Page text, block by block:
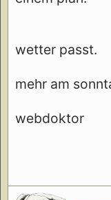
wetter passt.
mehr am
webdoktor